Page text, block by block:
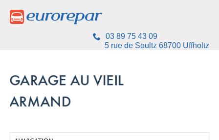
03 89 75 43 09
5 rue de Soultz 68700 Uffholtz